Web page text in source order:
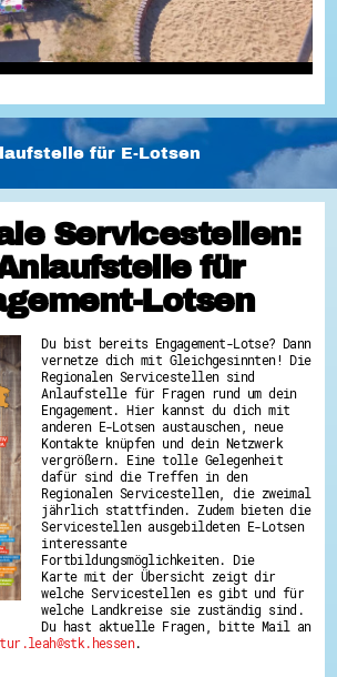
für E-Lotsen
Servicestellen:
für
Lotsen
Du bist bereits Engagement-Lotse? Dann
vernetze dich mit Gleichgesinnten! Die
Regionalen Servicestellen sind
Anlaufstelle für Fragen rund um dein
Engagement. Hier kannst du dich mit
anderen E-Lotsen austauschen, neue
Kontakte knüpfen und dein Netzwerk
vergrößern. Eine tolle Gelegenheit
dafür sind die Treffen in den
Regionalen Servicestellen, die zweimal
jährlich stattfinden. Zudem bieten die
Servicestellen ausgebildeten E-Lotsen
interessante
Fortbildungsmöglichkeiten. Die
Karte mit der Übersicht zeigt dir
welche Servicestellen es gibt und für
welche Landkreise sie zuständig sind.
Du hast aktuelle Fragen, bitte Mail an
.